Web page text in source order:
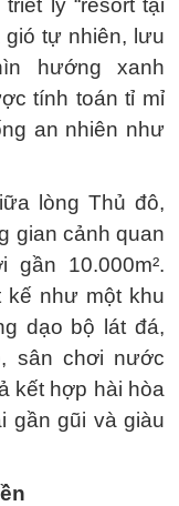
lý “resort tại
gió tự nhiên, lưu
hướng xanh
tính toán tỉ mỉ
an nhiên như
lòng Thủ đô,
gian cảnh quan
10.000m².
kế như một khu
dạo bộ lát đá,
sân chơi nước
kết hợp hài hòa
gần gũi và giàu